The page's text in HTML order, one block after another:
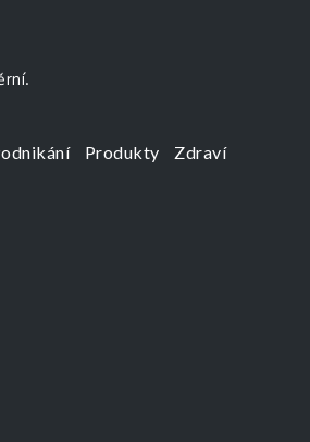
Produkty Zdraví